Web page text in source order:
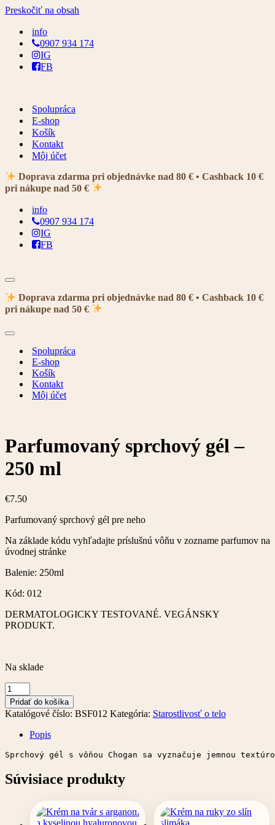
Preskočiť na obsah
info
0907 934 174
IG
FB
Spolupráca
E-shop
Košík
Kontakt
Môj účet
Doprava zdarma pri objednávke nad 80 € • Cashback 10 €
pri nákupe nad 50 €
info
0907 934 174
IG
FB
Menu
navigácie
Doprava zdarma pri objednávke nad 80 € • Cashback 10 €
pri nákupe nad 50 €
Menu
navigácieSpolupráca
E-shop
Košík
Kontakt
Môj účet
Parfumovaný sprchový gél –
250 ml
€7.50
Parfumovaný sprchový gél pre neho
Na základe kódu vyhľadajte príslušnú vôňu v zozname parfumov na
úvodnej stránke
Balenie: 250ml
Kód: 012
DERMATOLOGICKY TESTOVANÉ. VEGÁNSKY
PRODUKT.
Na sklade
množstvo
Parfumovaný
sprchový
gél
ml
Pridať do košíka
Katalógové číslo: BSF012 Kategória: Starostlivosť o telo
Popis
Sprchový gél s vôňou Chogan sa vyznačuje jemnou
Súvisiace produkty